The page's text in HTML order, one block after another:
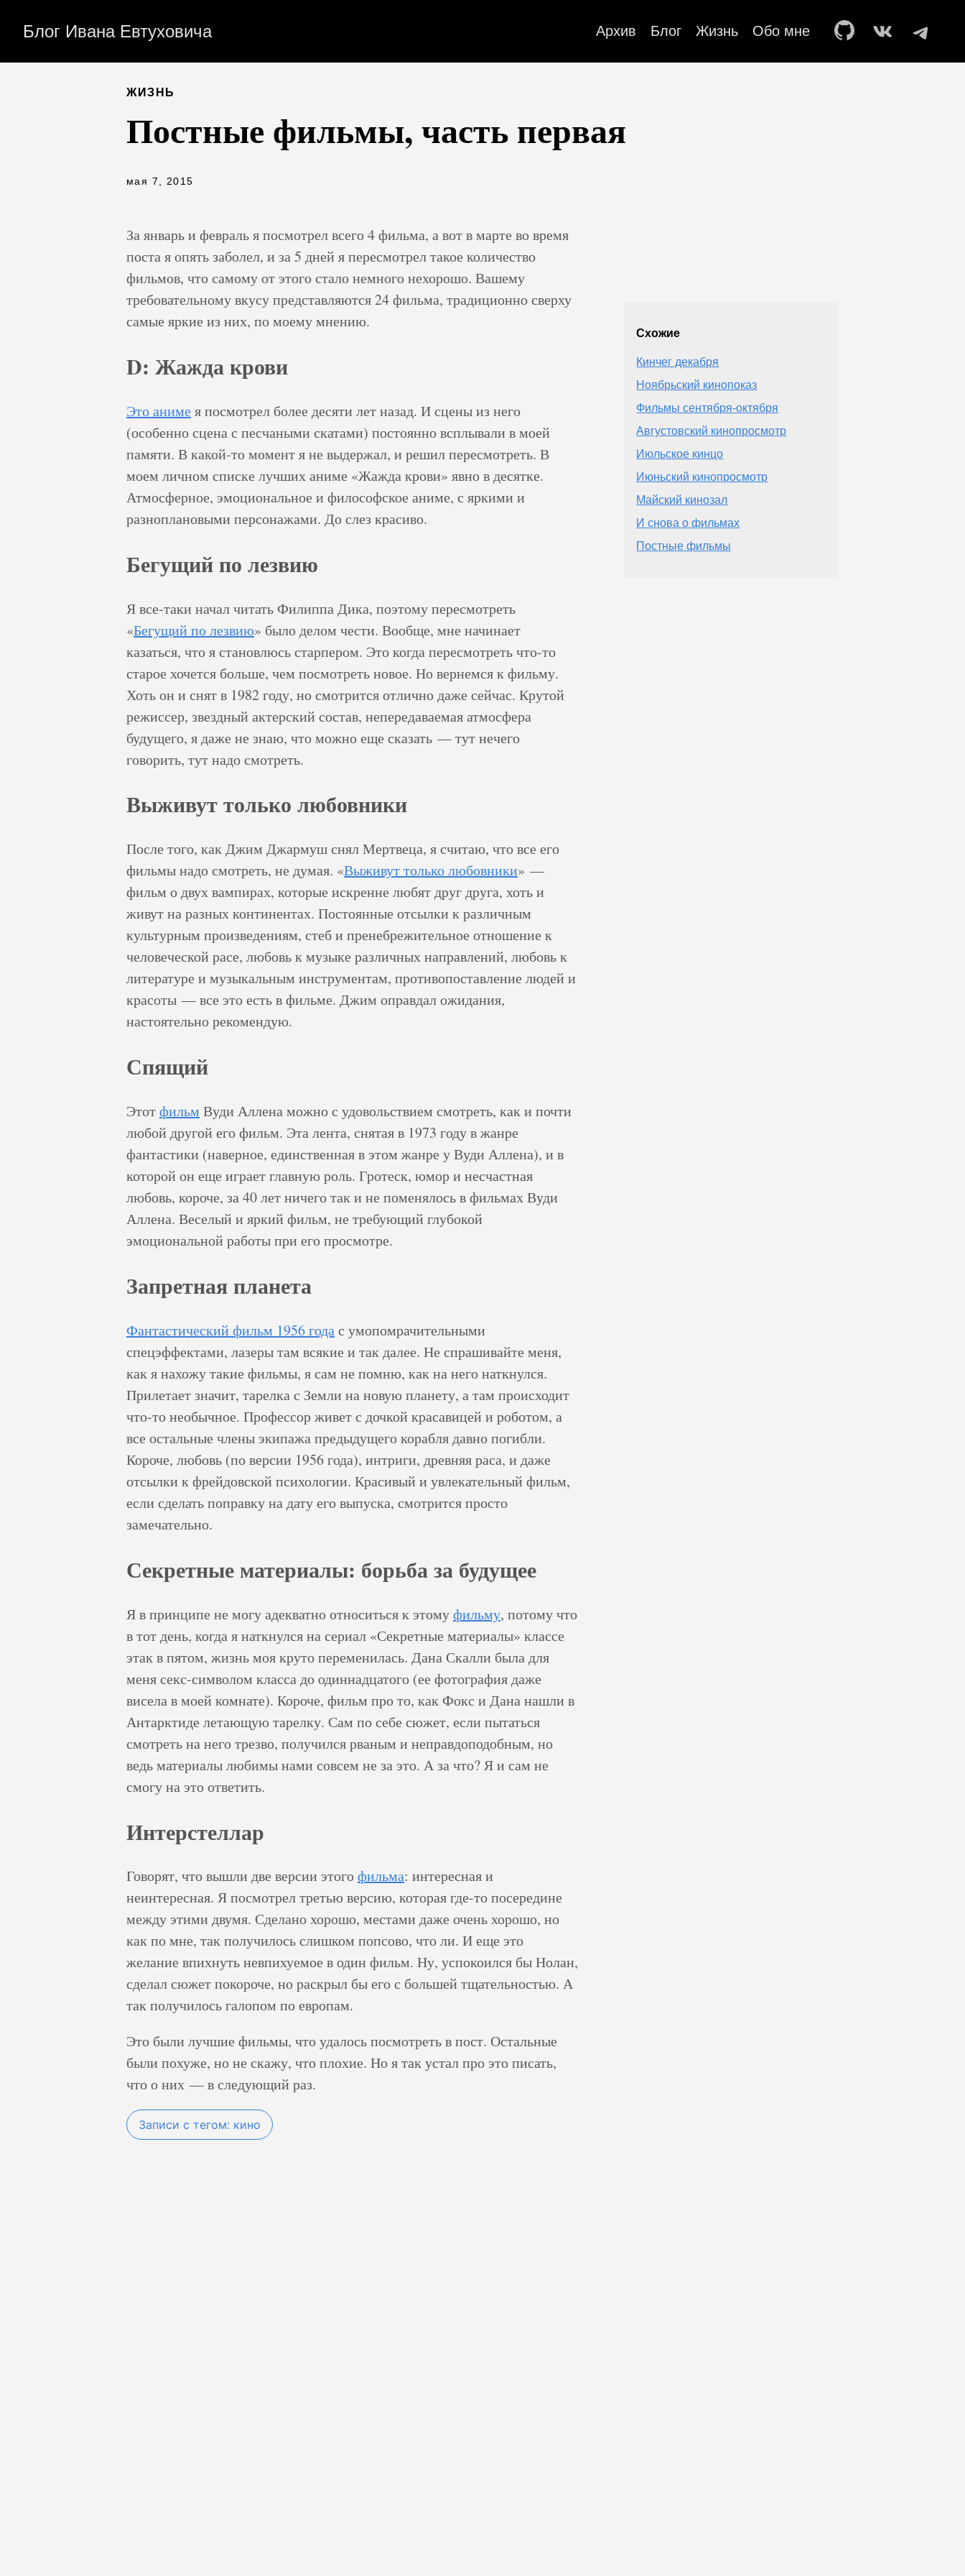
Блог Ивана Евтуховича Архив Блог Жизнь Обо мне
ЖИЗНЬ
Постные фильмы, часть первая
мая 7, 2015
За январь и февраль я посмотрел всего 4 фильма, а вот в марте во время
поста я опять заболел, и за 5 дней я пересмотрел такое количество
фильмов, что самому от этого стало немного нехорошо. Вашему
требовательному вкусу представляются 24 фильма, традиционно сверху
самые яркие из них, по моему мнению.
D: Жажда крови
Это анимея посмотрел более десяти лет назад. И сцены из него
(особенно сцена с песчаными скатами) постоянно всплывали в моей
памяти. В какой-то момент я не выдержал, и решил пересмотреть. В
моем личном списке лучших аниме «Жажда крови» явно в десятке.
Атмосферное, эмоциональное и философское аниме, с яркими и
разноплановыми персонажами. До слез красиво.
Бегущий по лезвию
Я все-таки начал читать Филиппа Дика, поэтому пересмотреть
«Бегущий по лезвию» было делом чести. Вообще, мне начинает
казаться, что я становлюсь старпером. Это когда пересмотреть что-то
старое хочется больше, чем посмотреть новое. Но вернемся к фильму.
Хоть он и снят в 1982 году, но смотрится отлично даже сейчас. Крутой
режиссер, звездный актерский состав, непередаваемая атмосфера
будущего, я даже не знаю, что можно еще сказать — тут нечего
говорить, тут надо смотреть.
Выживут только любовники
После того, как Джим Джармуш снял Мертвеца, я считаю, что все его
фильмы надо смотреть, не думая. «Выживут только любовники» —
фильм о двух вампирах, которые искренне любят друг друга, хоть и
живут на разных континентах. Постоянные отсылки к различным
культурным произведениям, стеб и пренебрежительное отношение к
человеческой расе, любовь к музыке различных направлений, любовь к
литературе и музыкальным инструментам, противопоставление людей и
красоты — все это есть в фильме. Джим оправдал ожидания,
настоятельно рекомендую.
Спящий
Этотфильм Вуди Аллена можно с удовольствием смотреть, как и почти
любой другой его фильм. Эта лента, снятая в 1973 году в жанре
фантастики (наверное, единственная в этом жанре у Вуди Аллена), и в
которой он еще играет главную роль. Гротеск, юмор и несчастная
любовь, короче, за 40 лет ничего так и не поменялось в фильмах Вуди
Аллена. Веселый и яркий фильм, не требующий глубокой
эмоциональной работы при его просмотре.
Запретная планета
Фантастический фильм 1956 годас умопомрачительными
спецэффектами, лазеры там всякие и так далее. Не спрашивайте меня,
как я нахожу такие фильмы, я сам не помню, как на него наткнулся.
Прилетает значит, тарелка с Земли на новую планету, а там происходит
что-то необычное. Профессор живет с дочкой красавицей и роботом, а
все остальные члены экипажа предыдущего корабля давно погибли.
Короче, любовь (по версии 1956 года), интриги, древняя раса, и даже
отсылки к фрейдовской психологии. Красивый и увлекательный фильм,
если сделать поправку на дату его выпуска, смотрится просто
замечательно.
Секретные материалы: борьба за будущее
Я в принципе не могу адекватно относиться к этомуфильму, потому что
в тот день, когда я наткнулся на сериал «Секретные материалы» классе
этак в пятом, жизнь моя круто переменилась. Дана Скалли была для
меня секс-символом класса до одиннадцатого (ее фотография даже
висела в моей комнате). Короче, фильм про то, как Фокс и Дана нашли в
Антарктиде летающую тарелку. Сам по себе сюжет, если пытаться
смотреть на него трезво, получился рваным и неправдоподобным, но
ведь материалы любимы нами совсем не за это. А за что? Я и сам не
смогу на это ответить.
Интерстеллар
Говорят, что вышли две версии этогофильма: интересная и
неинтересная. Я посмотрел третью версию, которая где-то посередине
между этими двумя. Сделано хорошо, местами даже очень хорошо, но
как по мне, так получилось слишком попсово, что ли. И еще это
желание впихнуть невпихуемое в один фильм. Ну, успокоился бы Нолан,
сделал сюжет покороче, но раскрыл бы его с большей тщательностью. А
так получилось галопом по европам.
Это были лучшие фильмы, что удалось посмотреть в пост. Остальные
были похуже, но не скажу, что плохие. Но я так устал про это писать,
что о них — в следующий раз.
Записи с тегом: кино
Схожие
Кинчег декабря
Ноябрьский кинопоказ
Фильмы сентября-октября
Августовский кинопросмотр
Июльское кинцо
Июньский кинопросмотр
Майский кинозал
И снова о фильмах
Постные фильмы